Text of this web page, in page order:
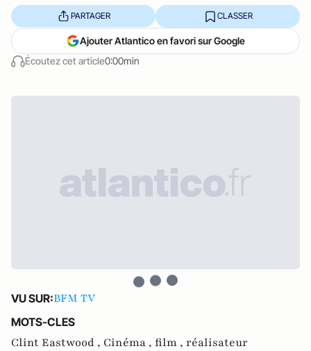
Écoutez cet article0:00min
PARTAGER CLASSER
Ajouter Atlantico en favori sur Google
VU SUR:BFM TV
MOTS-CLES
Clint Eastwood , Cinéma , film , réalisateur